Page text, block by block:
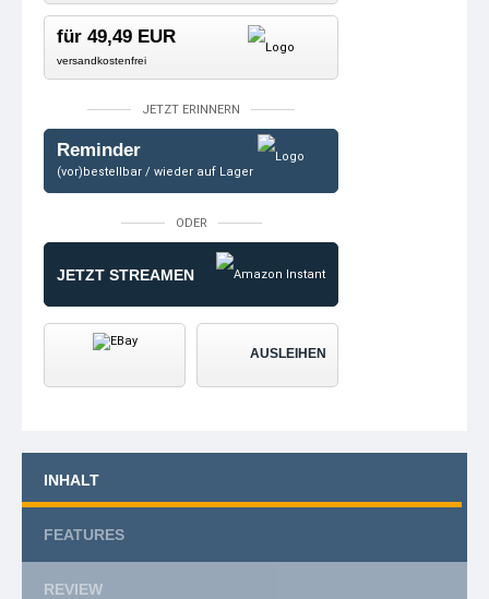
für 49,49 EUR
versandkostenfrei
JETZT ERINNERN
Reminder
(vor)bestellbar / wieder auf Lager
ODER
JETZT STREAMEN
AUSLEIHEN
INHALT
FEATURES
REVIEW